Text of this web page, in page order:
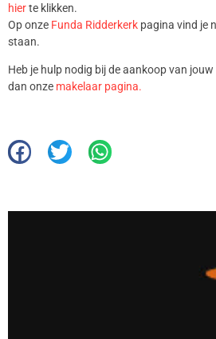
hierte klikken.
Op onze Funda Ridderkerk pagina vind je
staan.
Heb je hulp nodig bij de aankoop van
dan onze makelaar pagina.